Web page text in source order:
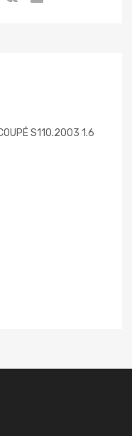
S110.2003 1.6